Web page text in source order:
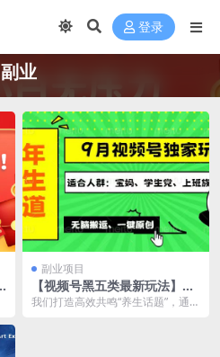
登录
副业
副业项目
【视频号黑五类最新玩法】老
年养生赛道一键原创，多种变
我们打造高效共鸣“养生话题”，通过